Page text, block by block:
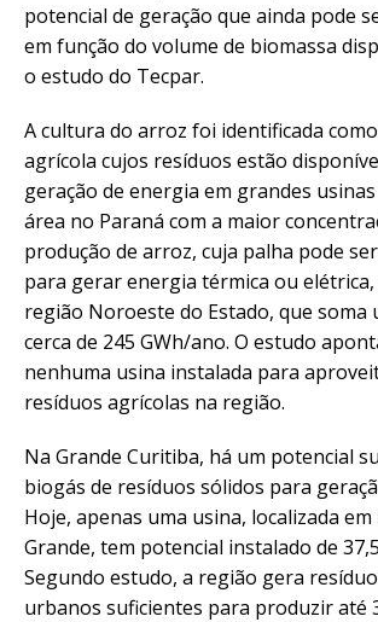
potencial de geração que ainda pode
em função do volume de biomassa
o estudo do Tecpar.
A cultura do arroz foi identificada
agrícola cujos resíduos estão
geração de energia em grandes
área no Paraná com a maior
produção de arroz, cuja palha pode
para gerar energia térmica ou
região Noroeste do Estado, que soma
cerca de 245 GWh/ano. O estudo
nenhuma usina instalada para
resíduos agrícolas na região.
Na Grande Curitiba, há um potencial
biogás de resíduos sólidos para
Hoje, apenas uma usina, localizada em
Grande, tem potencial instalado de
Segundo estudo, a região gera
urbanos suficientes para produzir até